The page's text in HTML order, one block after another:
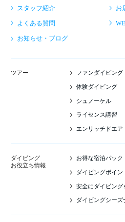
スタッフ紹介 お
よくある質問
お知らせ・ブログ
ツアー ファンダイビング
体験ダイビング
シュノーケル
ライセンス講習
エンリッチドエア
ダイビング
お役立ち情報
お得な宿泊パック
ダイビングポイン
安全にダイビング
ダイビングシーズ